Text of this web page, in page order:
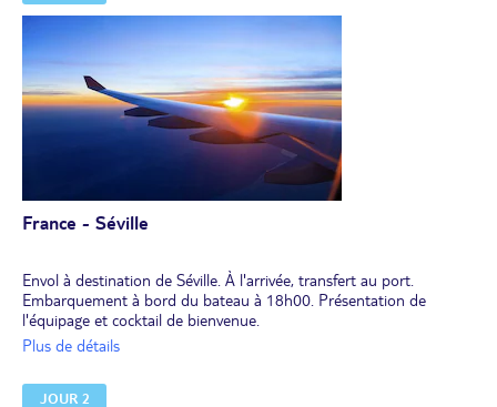
France - Séville
Envol à destination de Séville. À l'arrivée, transfert au port.
Embarquement à bord du bateau à 18h00. Présentation de
l'équipage et cocktail de bienvenue.
Dîner à bord. Soirée libre à Séville, cité phare de l’histoire
places de sa vieille ville. Cœur de l’Andalousie, Séville a hérité de
son riche passé de nombreux joyaux architecturaux.
Plus de détails
JOUR 2